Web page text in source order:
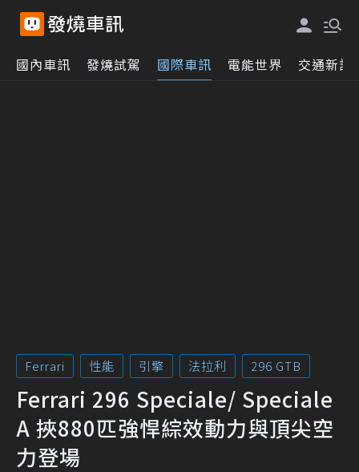
國內車訊 發燒試駕 國際車訊 電能世界 交通新訊
Ferrari 性能 引擎 法拉利 296 GTB
Ferrari 296 Speciale/ Speciale
A 挾880匹強悍綜效動力與頂尖空
力登場